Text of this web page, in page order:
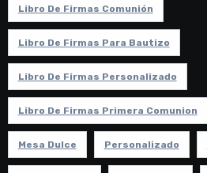
Libro De Firmas Comunión
Libro De Firmas Para Bautizo
Libro De Firmas Personalizado
Libro De Firmas Primera Comunion
Mesa Dulce Personalizado